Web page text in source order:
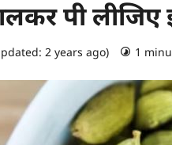
पी लीजिए
2 years ago) 1